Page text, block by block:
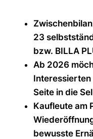
23
bzw. BILLA
Ab 2026
Interessierten
Seite in die
Kaufleute am
bewusste